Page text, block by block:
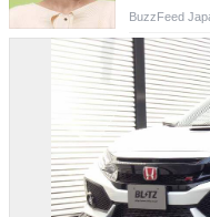
BuzzFeed